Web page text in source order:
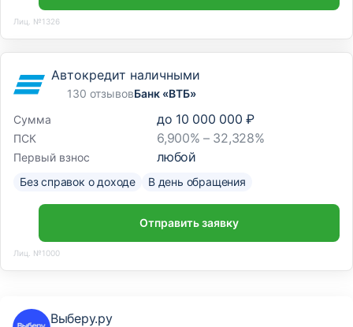
Лиц. №1326
Автокредит наличными
130 отзывовБанк «ВТБ»
Сумма
до 10 000 000 ₽
ПСК 6,900% – 32,328%
Первый взнос любой
Без справок о доходе В день обращения
Отправить заявку
Лиц. №1000
Выберу.ру